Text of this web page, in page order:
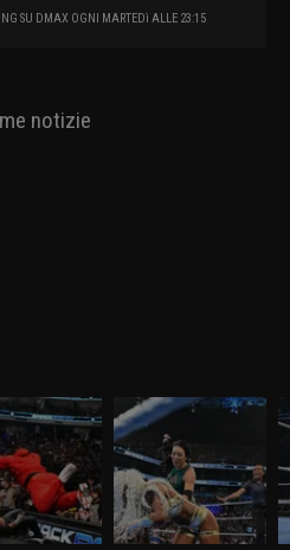
SU DMAX OGNI MARTEDì ALLE 23:15
notizie
20
Drew e
resa dei
di
del 20
su
c'è il match
fra Drew
WWE SmackDown 13
marzo 2026: insidia
Michin per Jade
Nella puntata di
SmackDown del 13
marzo, visibile su
discovery+, Cody Rhodes
e Randy Orton firmano il